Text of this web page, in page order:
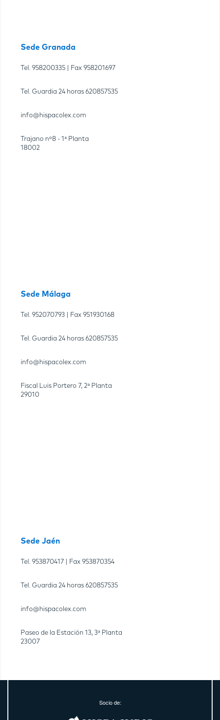
Sede Granada
Tel. 958200335 | Fax 958201697
Tel. Guardia 24 horas 620857535
info@hispacolex.com
Trajano nº8 - 1ª Planta
18002
Sede Málaga
Tel. 952070793 | Fax 951930168
Tel. Guardia 24 horas 620857535
info@hispacolex.com
Fiscal Luis Portero 7, 2ª Planta
29010
Sede Jaén
Tel. 953870417 | Fax 953870354
Tel. Guardia 24 horas 620857535
info@hispacolex.com
Paseo de la Estación 13, 3ª Planta
23007
Socio de: